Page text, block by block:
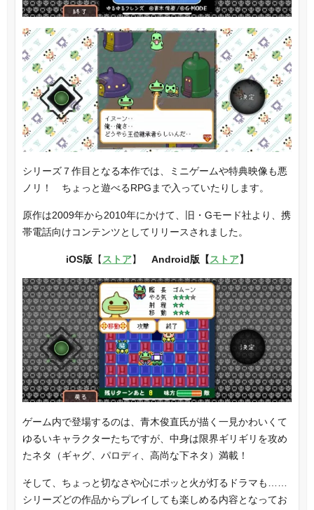
シリーズ７作目となる本作では、ミニゲームや特典映像も悪
ノリ！ ちょっと遊べるRPGまで入っていたりします。
原作は2009年から2010年にかけて、旧・Gモード社より、携
帯電話向けコンテンツとしてリリースされました。
iOS版 【 ストア】 Android版【ストア】
ゲーム内で登場するのは、青木俊直氏が描く一見かわいくて
ゆるいキャラクターたちですが、中身は限界ギリギリを攻め
たネタ（ギャグ、パロディ、高尚な下ネタ）満載！
そして、ちょっと切なさや心にポッと火が灯るドラマも……
シリーズどの作品からプレイしても楽しめる内容となってお